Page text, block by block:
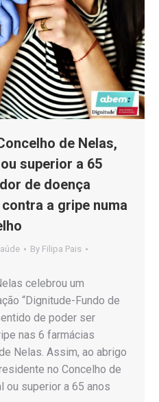
de Nelas,
superior a 65
de doença
a gripe numa
By Filipa Pais
celebrou um
“Dignitude-Fundo de
de poder ser
nas 6 farmácias
Nelas. Assim, ao abrigo
no Concelho de
ou superior a 65 anos